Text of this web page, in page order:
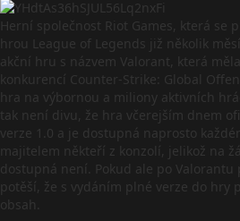
Herní společnost Riot Games, která se
hrou League of Legends již několik
akční hru s názvem Valorant, která
konkurencí Counter-Strike: Global
hra na výbornou a miliony aktivních
tak není divu, že hra včerejším dnem
verze 1.0 a je dostupná naprosto
majitelem někteří z konzolí, jelikož na
dostupná není. Pokud ale po Valorantu
potěší, že s vydáním plné verze do hry
obsah.